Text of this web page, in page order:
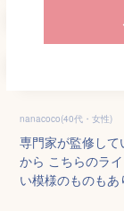
nanacoco(40代・女性)
専門家が監修し
から こちらのラ
い模様のものもあ